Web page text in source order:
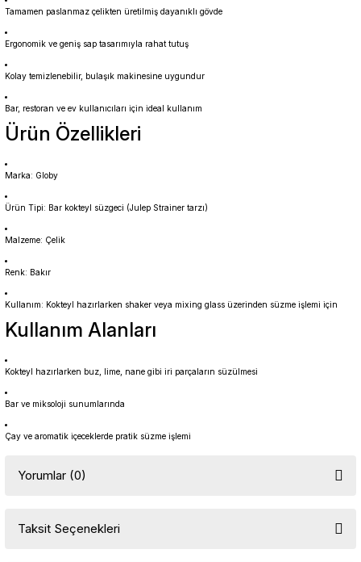
Tamamen paslanmaz çelikten üretilmiş dayanıklı gövde
Ergonomik ve geniş sap tasarımıyla rahat tutuş
Kolay temizlenebilir, bulaşık makinesine uygundur
Bar, restoran ve ev kullanıcıları için ideal kullanım
Ürün Özellikleri
Marka: Globy
Ürün Tipi: Bar kokteyl süzgeci (Julep Strainer tarzı)
Malzeme: Çelik
Renk: Bakır
Kullanım: Kokteyl hazırlarken shaker veya mixing glass üzerinden süzme işlemi için
Kullanım Alanları
Kokteyl hazırlarken buz, lime, nane gibi iri parçaların süzülmesi
Bar ve miksoloji sunumlarında
Çay ve aromatik içeceklerde pratik süzme işlemi
Yorumlar (0)
Taksit Seçenekleri